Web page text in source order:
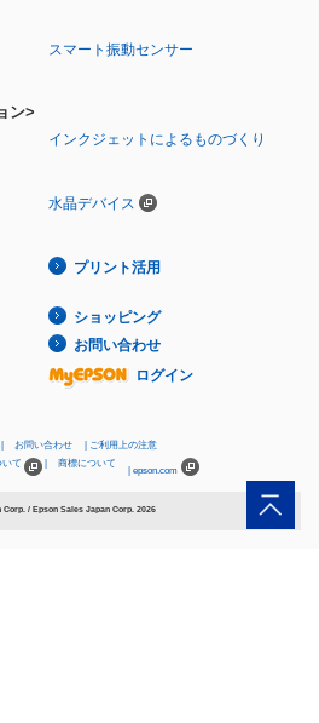
スマート振動センサー
ン>
インクジェットによるものづくり
水晶デバイス
プリント活用
ショッピング
お問い合わせ
ログイン
お問い合わせ
ご利用上の注意
いて
商標について
epson.com
/ Epson Sales Japan Corp. 2026